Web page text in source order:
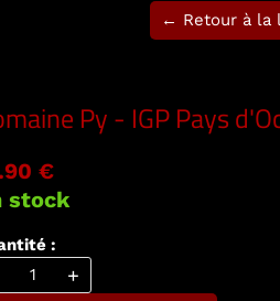
← Retour à la
Py - IGP Pays
€
stock
:
+